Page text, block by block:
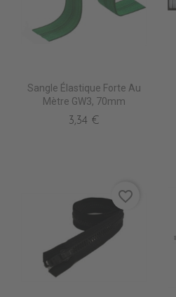
Sangle Élastique Forte Au
Mètre GW3, 70mm
3,34 €
favorite_border